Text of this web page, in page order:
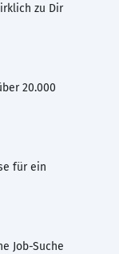
zu Dir
20.000
für ein
Job-Suche